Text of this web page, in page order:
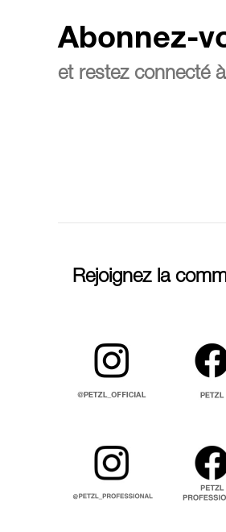
Abonnez-
et restez connecté
Rejoignez la